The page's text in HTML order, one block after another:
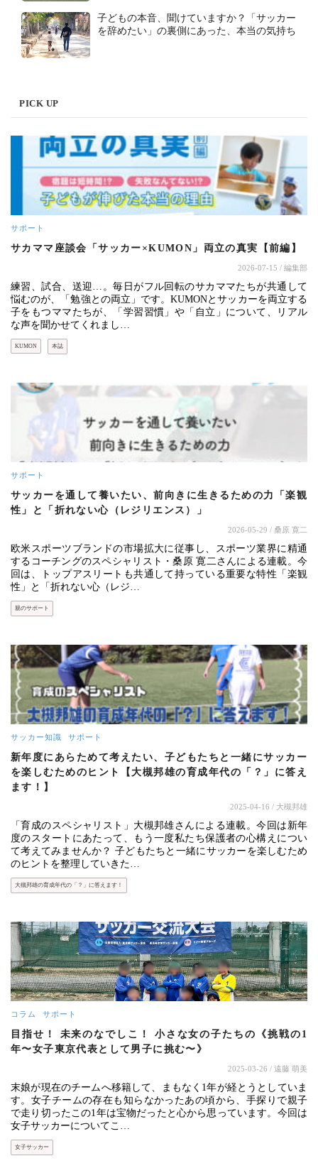
子どもの本音、聞けていますか？「サッカー
を辞めたい」の裏側にあった、本当の気持ち
PICK UP
サポート
サカママ座談会「サッカー×KUMON」両立の真実【前編】
2026-07-15 / 編集部
練習、試合、送迎…。毎日がフル回転のサカママたちが共通して
悩むのが、「勉強との両立」です。KUMONとサッカーを両立する
子をもつママたちが、「学習習慣」や「自立」について、リアル
な声を聞かせてくれまし…
KUMON 本誌
サポート
サッカーを通して養いたい、前向きに生きるための力「楽観
性」と「折れない心（レジリエンス）」
2026-05-29 / 桑原 寛二
欧米スポーツブランドの市場拡大に従事し、スポーツ業界に精通
するコーチングのスペシャリスト・桑原 寛二さんによる連載。今
回は、トップアスリートも共通して持っている重要な特性「楽観
性」と「折れない心（レジ…
親のサポート
サッカー知識 サポート
新年度にあらためて考えたい、子どもたちと一緒にサッカー
を楽しむためのヒント【大槻邦雄の育成年代の「？」に答え
ます！】
2025-04-16 / 大槻邦雄
「育成のスペシャリスト」大槻邦雄さんによる連載。今回は新年
度のスタートにあたって、もう一度私たち保護者の心構えについ
て考えてみませんか？ 子どもたちと一緒にサッカーを楽しむため
のヒントを整理していきた…
大槻邦雄の育成年代の「？」に答えます！
コラム サポート
目指せ！ 未来のなでしこ！ 小さな女の子たちの《挑戦の1
年〜女子東京代表として男子に挑む〜》
2025-03-26 / 遠藤 萌美
末娘が現在のチームへ移籍して、まもなく1年が経とうとしていま
す。女子チームの存在も知らなかったあの頃から、手探りで親子
で走り切ったこの1年は宝物だったと心から思っています。今回は
女子サッカーについてこ…
女子サッカー